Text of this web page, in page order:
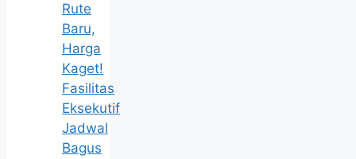
Rute
Baru,
Harga
Kaget!
Fasilitas
Eksekutif
Jadwal
Bagus